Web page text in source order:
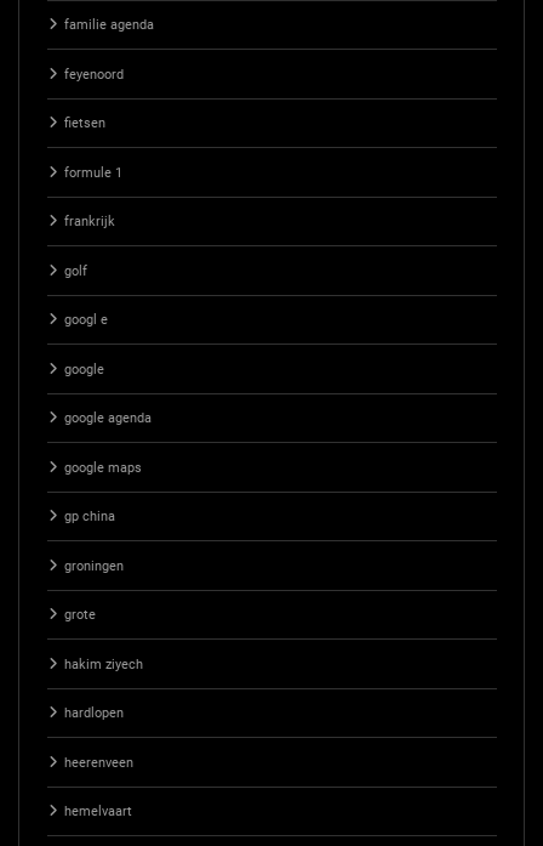
familie agenda
feyenoord
fietsen
formule 1
frankrijk
golf
googl e
google
google agenda
google maps
gp china
groningen
grote
hakim ziyech
hardlopen
heerenveen
hemelvaart